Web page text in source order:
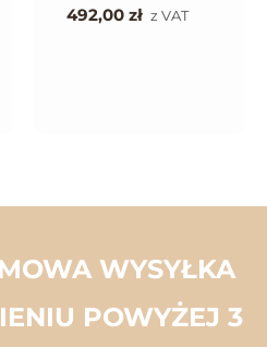
492,00 zł z VAT
WYSYŁKA
POWYŻEJ 3